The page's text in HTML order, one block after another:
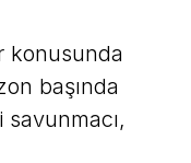
konusunda
başında
savunmacı,